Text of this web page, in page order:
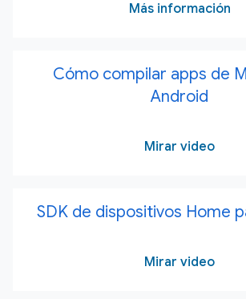
Más información
Cómo compilar apps de
Android
Mirar video
SDK de dispositivos Home
Mirar video